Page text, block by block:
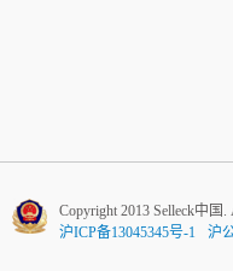
Copyright 2013 Selleck中国.
沪ICP备13045345号-1
沪